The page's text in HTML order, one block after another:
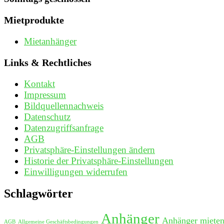
Mietprodukte
Mietanhänger
Links & Rechtliches
Kontakt
Impressum
Bildquellennachweis
Datenschutz
Datenzugriffsanfrage
AGB
Privatsphäre-Einstellungen ändern
Historie der Privatsphäre-Einstellungen
Einwilligungen widerrufen
Schlagwörter
AGB Allgemeine Geschäftsbedingungen Anhänger Anhänger mieten